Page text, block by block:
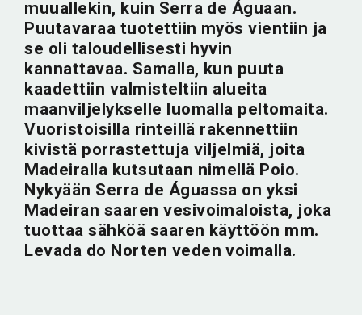
muuallekin, kuin Serra de Águaan.
Puutavaraa tuotettiin myös vientiin ja
se oli taloudellisesti hyvin
kannattavaa. Samalla, kun puuta
kaadettiin valmisteltiin alueita
maanviljelykselle luomalla peltomaita.
Vuoristoisilla rinteillä rakennettiin
kivistä porrastettuja viljelmiä, joita
Madeiralla kutsutaan nimellä Poio.
Nykyään Serra de Águassa on yksi
Madeiran saaren vesivoimaloista, joka
tuottaa sähköä saaren käyttöön mm.
Levada do Norten veden voimalla.